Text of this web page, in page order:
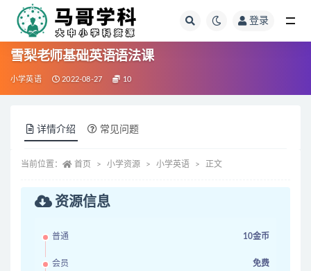
登录
雪梨老师基础英语语法课
小学英语 2022-08-27 10
详情介绍 常见问题
当前位置： 首页 小学资源 小学英语 正文
资源信息
普通 10金币
会员 免费
全部